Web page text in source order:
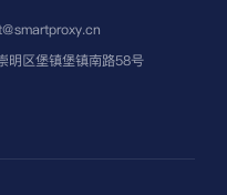
明区堡镇堡镇南路58号